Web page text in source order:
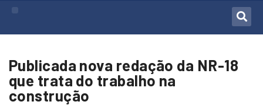
Publicada nova redação da NR-18
que trata do trabalho na
construção